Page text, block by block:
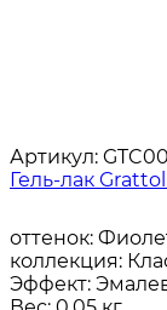
Артикул:
Гель-лак
оттенок:
коллекция:
Эффект: